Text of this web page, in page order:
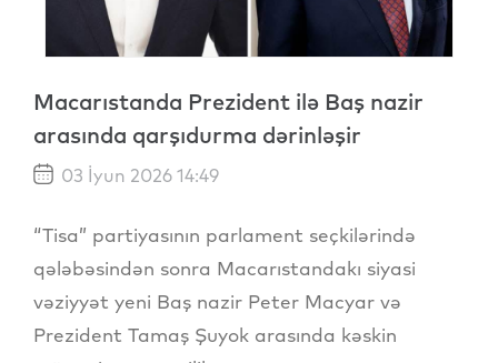
Macarıstanda Prezident ilə Baş nazir
arasında qarşıdurma dərinləşir
03 İyun 2026 14:49
“Tisa” partiyasının parlament seçkilərində
qələbəsindən sonra Macarıstandakı siyasi
vəziyyət yeni Baş nazir Peter Macyar və
Prezident Tamaş Şuyok arasında kəskin